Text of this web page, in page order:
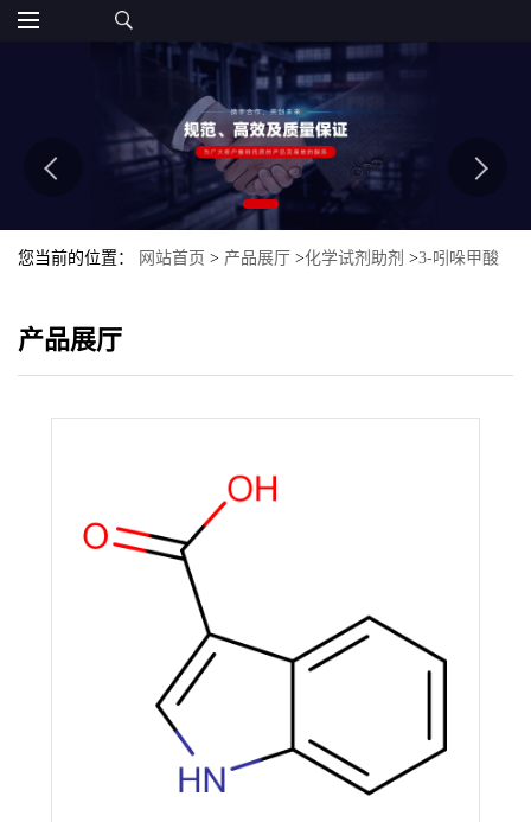
您当前的位置： 网站首页 > 产品展厅 >化学试剂助剂 >3-吲哚甲酸
产品展厅